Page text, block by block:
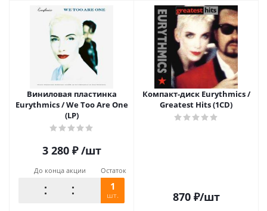
Виниловая пластинка
Eurythmics / We Too Are One
(LP)
3 280₽ /шт
До конца акции Остаток
1
шт.
Компакт-диск Eurythmics /
Greatest Hits (1CD)
870₽/шт